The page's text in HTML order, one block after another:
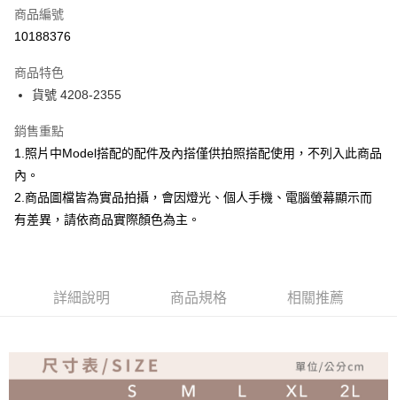
超商取貨付款
ATM付款
運送方式
全家取貨付款
付款後全家取貨
免運費
商品編號
10188376
商品特色
貨號 4208-2355
銷售重點
1.照片中Model搭配的配件及內搭僅供拍照搭配使用，不列入此商品
內。
2.商品圖檔皆為實品拍攝，會因燈光、個人手機、電腦螢幕顯示而
有差異，請依商品實際顏色為主。
詳細說明 商品規格 相關推薦